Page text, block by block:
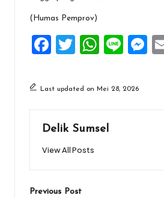
(Humas Pemprov)
F
ce
o
T
tt
W
at
A
Li
e
M
Last updated on Mei 28, 2026
Delik Sumsel
View All Posts
Post
Previous Post